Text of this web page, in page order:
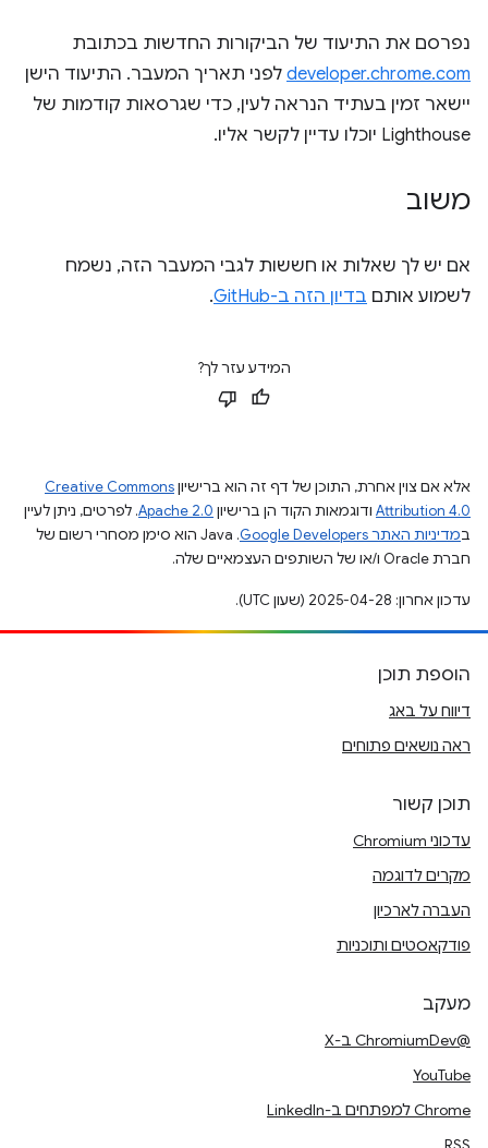
נפרסם את התיעוד של הביקורות החדשות בכתובת
developer.chrome.com לפני תאריך המעבר. התיעוד הישן
יישאר זמין בעתיד הנראה לעין, כדי שגרסאות קודמות של
Lighthouse יוכלו עדיין לקשר אליו.
משוב
אם יש לך שאלות או חששות לגבי המעבר הזה, נשמח
לשמוע אותם בדיון הזה ב-GitHub .
המידע עזר לך?
אלא אם צוין אחרת, התוכן של דף זה הוא ברישיוןCreative Commons
Attribution 4.0 ודוגמאות הקוד הן ברישיון Apache 2.0. לפרטים, ניתן לעיין
במדיניות האתר Google Developers‏
.‏ Java הוא סימן מסחרי רשום של
חברת Oracle ו/או של השותפים העצמאיים שלה.
עדכון אחרון: 2025-04-28 (שעון UTC).
הוספת תוכן
דיווח על באג
ראה נושאים פתוחים
תוכן קשור
עדכוני Chromium
מקרים לדוגמה
העברה לארכיון
פודקאסטים ותוכניות
מעקב
@ChromiumDev ב-X
YouTube
Chrome למפתחים ב-LinkedIn